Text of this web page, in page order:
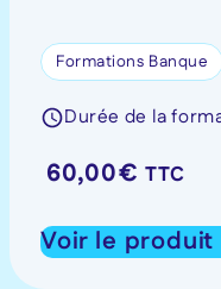
Formations Banque
Durée de la
60,00€ TTC
Voir le produit